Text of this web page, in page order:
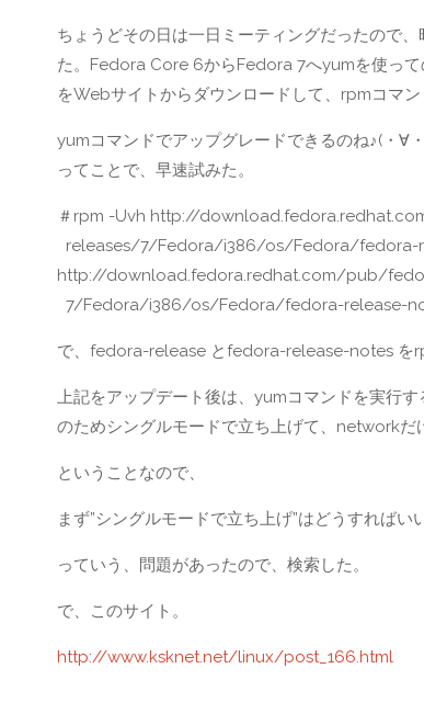
ちょうどその日は一日ミーティングだったので
た。Fedora Core 6からFedora 7へyumを使っ
をWebサイトからダウンロードして、rpmコマ
yumコマンドでアップグレードできるのね♪(・∀
ってことで、早速試みた。
＃rpm -Uvh http://
releases/7/Fedora/i386/os/Fedora/fedora-
http://download.fedora.redhat.com/pub/
7/Fedora/i386/os/Fedora/fedora-release-
で、fedora-release とfedora-release-notes を
上記をアップデート後は、yumコマンドを実行
のためシングルモードで立ち上げて、networkだ
ということなので、
まず”シングルモードで立ち上げ”はどうすればい
っていう、問題があったので、検索した。
で、このサイト。
http://www.ksknet.net/linux/post_166.html